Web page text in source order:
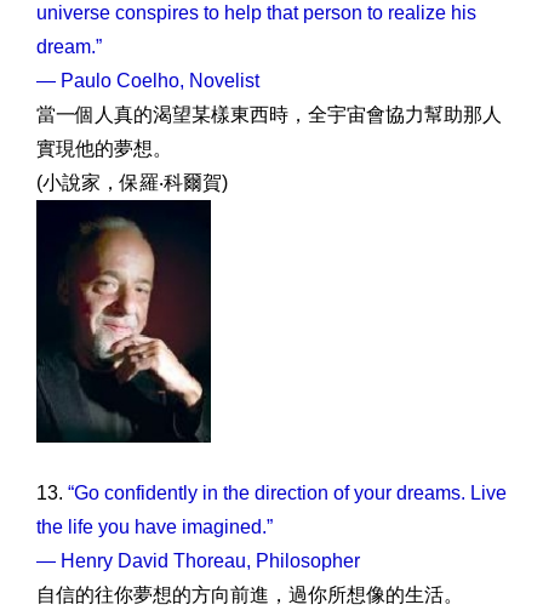
universe conspires to help that person to realize his
dream.”
— Paulo Coelho, Novelist
當一個人真的渴望某樣東西時，全宇宙會協力幫助那人
實現他的夢想。
(小說家，保羅‧科爾賀)
13. “Go confidently in the direction of your dreams. Live
the life you have imagined.”
— Henry David Thoreau, Philosopher
自信的往你夢想的方向前進，過你所想像的生活。